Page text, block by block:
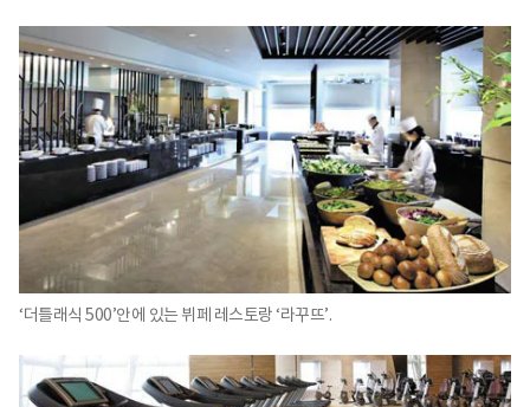
‘더틀래식 500’안에 있는 뷔페 레스토랑 ‘라꾸뜨’.